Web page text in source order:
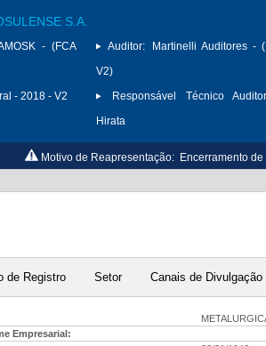
S.A.
- (FCA
- 2018 - V2
Auditor:
Martinelli Auditores -
V2)
Responsável Técnico
Hirata
Motivo de Reapresentação: Encerramento